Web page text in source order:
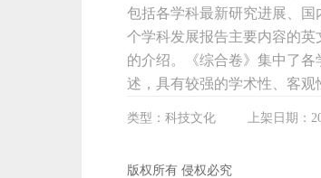
包括各学科最新研究进展、
个学科发展报告主要内容的
的介绍。《综合卷》集中了
述，具有较强的学术性、客观
类型：科技文化 上架日期：
版权所有 侵权必究